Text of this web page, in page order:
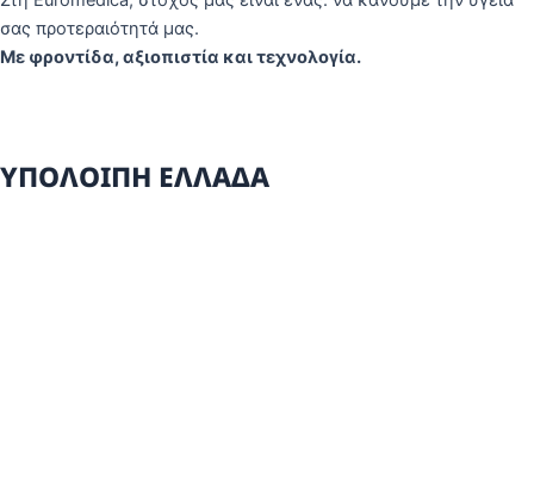
σας προτεραιότητά μας.
Με φροντίδα, αξιοπιστία και τεχνολογία.
ΥΠΟΛΟΙΠΗ ΕΛΛΑΔΑ